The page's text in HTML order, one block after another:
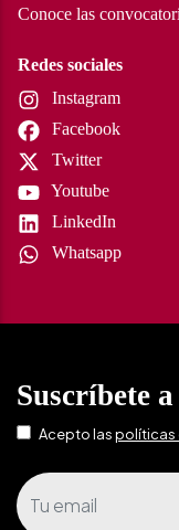
Conoce las
Redes sociales
Instagram
Facebook
Twitter
Youtube
LinkedIn
Whatsapp
Suscríbete
Acepto laspolíticas